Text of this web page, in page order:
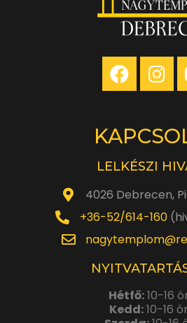
LELKÉSZI
4026 Debrecen,
+36-52/614-160
Hétfő:10-16
Kedd:10-16